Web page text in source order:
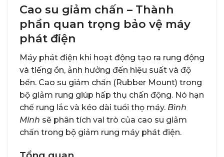
Cao su giảm chấn – Thành
phần quan trọng bảo vệ máy
phát điện
Máy phát điện khi hoạt động tạo ra rung động
và tiếng ồn, ảnh hưởng đến hiệu suất và độ
bền. Cao su giảm chấn (Rubber Mount) trong
bộ giảm rung giúp hấp thụ chấn động. Nó hạn
chế rung lắc và kéo dài tuổi thọ máy. Bình
Minh sẽ phân tích vai trò của cao su giảm
chấn trong bộ giảm rung máy phát điện.